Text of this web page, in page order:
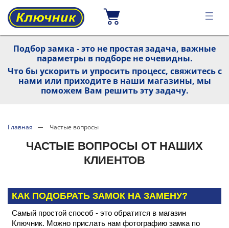
Подбор замка - это не простая задача, важные
параметры в подборе не очевидны.
Что бы ускорить и упросить процесс, свяжитесь с
нами или приходите в наши магазины, мы
поможем Вам решить эту задачу.
Главная Частые вопросы
ЧАСТЫЕ ВОПРОСЫ ОТ НАШИХ
КЛИЕНТОВ
КАК ПОДОБРАТЬ ЗАМОК НА ЗАМЕНУ?
Самый простой способ - это обратится в магазин
Ключник. Можно прислать нам фотографию замка по